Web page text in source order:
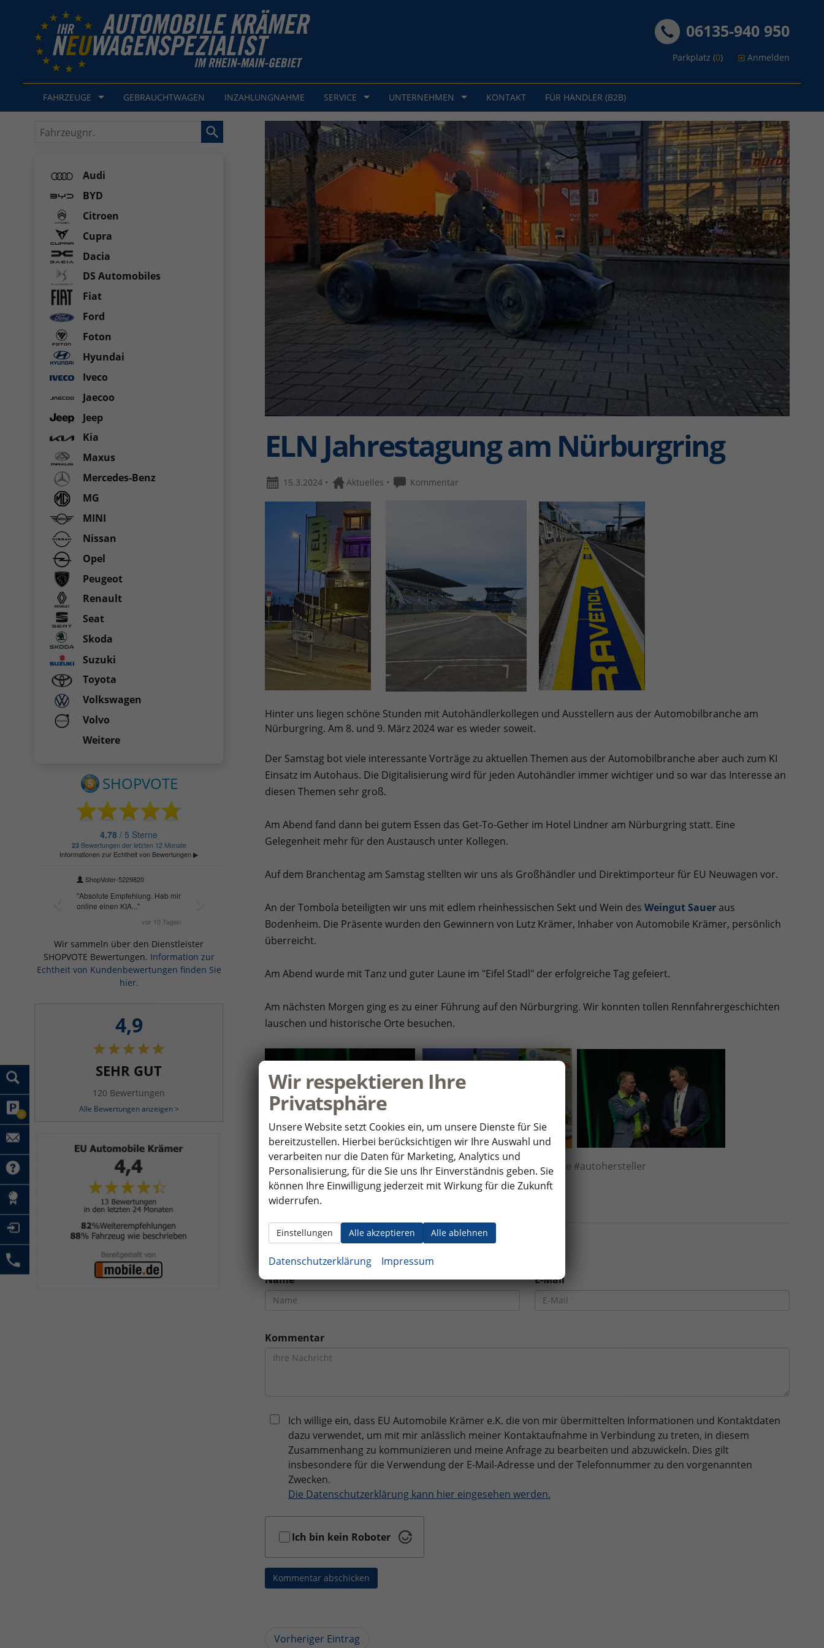
0
06135-940 950
Parkplatz (0) Anmelden
FAHRZEUGE GEBRAUCHTWAGEN INZAHLUNGNAHME SERVICE UNTERNEHMEN KONTAKT FÜR HÄNDLER (B2B)
ELN Jahrestagung am Nürburgring
15.3.2024 • Aktuelles • Kommentar
Hinter uns liegen schöne Stunden mit Autohändlerkollegen und Ausstellern aus der Automobilbranche am
Nürburgring. Am 8. und 9. März 2024 war es wieder soweit.
Der Samstag bot viele interessante Vorträge zu aktuellen Themen aus der Automobilbranche aber auch zum KI
Einsatz im Autohaus. Die Digitalisierung wird für jeden Autohändler immer wichtiger und so war das Interesse an
diesen Themen sehr groß.
Am Abend fand dann bei gutem Essen das Get-To-Gether im Hotel Lindner am Nürburgring statt. Eine
Gelegenheit mehr für den Austausch unter Kollegen.
Auf dem Branchentag am Samstag stellten wir uns als Großhändler und Direktimporteur für EU Neuwagen vor.
An der Tombola beteiligten wir uns mit edlem rheinhessischen Sekt und Wein des Weingut Saueraus
Bodenheim. Die Präsente wurden den Gewinnern von Lutz Krämer, Inhaber von Automobile Krämer, persönlich
überreicht.
Am Abend wurde mit Tanz und guter Laune im "Eifel Stadl" der erfolgreiche Tag gefeiert.
Am nächsten Morgen ging es zu einer Führung auf den Nürburgring. Wir konnten tollen Rennfahrergeschichten
lauschen und historische Orte besuchen.
#eu-neuwagen #neuwagen #tagung#mehrmarkenhandel# alle #autohersteller
Facebook Twitter
Name E-Mail
Kommentar
Ich willige ein, dass EU Automobile Krämer e.K. die von mir übermittelten Informationen und Kontaktdaten
dazu verwendet, um mit mir anlässlich meiner Kontaktaufnahme in Verbindung zu treten, in diesem
Zusammenhang zu kommunizieren und meine Anfrage zu bearbeiten und abzuwickeln. Dies gilt
insbesondere für die Verwendung der E-Mail-Adresse und der Telefonnummer zu den vorgenannten
Zwecken.
Die Datenschutzerklärung kann hier eingesehen werden.
Ich bin kein Roboter
Kommentar abschicken
Vorheriger Eintrag
Fahrzeugnr.
Audi
BYD
Citroen
Cupra
Dacia
DS Automobiles
Fiat
Ford
Foton
Hyundai
Iveco
Jaecoo
Jeep
Kia
Maxus
Mercedes-Benz
MG
MINI
Nissan
Opel
Peugeot
Renault
Seat
Skoda
Suzuki
Toyota
Volkswagen
Volvo
Weitere
Wir sammeln über den Dienstleister
SHOPVOTE Bewertungen. Information zur
Echtheit von Kundenbewertungen finden Sie
hier.
4,9
SEHR GUT
120 Bewertungen
Alle Bewertungen anzeigen >
Wir respektieren Ihre
Privatsphäre
Unsere Website setzt Cookies ein, um unsere Dienste für Sie
bereitzustellen. Hierbei berücksichtigen wir Ihre Auswahl und
verarbeiten nur die Daten für Marketing, Analytics und
Personalisierung, für die Sie uns Ihr Einverständnis geben. Sie
können Ihre Einwilligung jederzeit mit Wirkung für die Zukunft
widerrufen.
Alle akzeptieren Alle ablehnen
Einstellungen
Datenschutzerklärung Impressum